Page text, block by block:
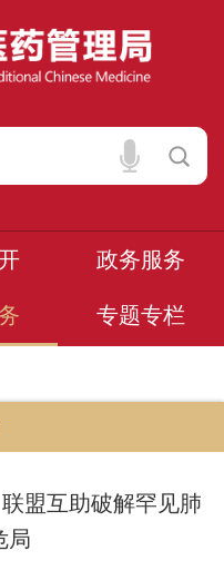
政务服务
专题专栏
盟互助破解罕见肺
局